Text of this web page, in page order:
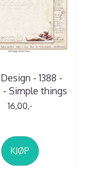
- 1388 -
- Simple things
16,00,-
KJØP